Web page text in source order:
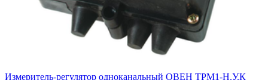
Измеритель-регулятор одноканальный ОВЕН ТРМ1-Н.У.К